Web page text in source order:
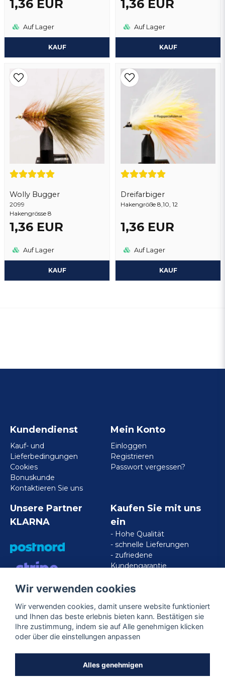
1,36 EUR
Auf Lager
KAUF
1,36 EUR
Auf Lager
KAUF
Wolly Bugger
2099
Hakengrösse 8
1,36 EUR
Auf Lager
KAUF
Dreifarbiger
Hakengröße 8,10, 12
1,36 EUR
Auf Lager
KAUF
Kundendienst
Kauf- und
Lieferbedingungen
Cookies
Bonuskunde
Kontaktieren Sie uns
Mein Konto
Einloggen
Registrieren
Passwort vergessen?
Unsere Partner
KLARNA
VISA/MASTERCARD/AMERICAN
EXPRESS
Kaufen Sie mit uns
ein
- Hohe Qualität
- schnelle Lieferungen
- zufriedene
Kundengarantie
Folgen Sie uns
Wir verwenden cookies
Wir verwenden cookies, damit unsere website funktioniert
und Ihnen das beste erlebnis bieten kann. Bestätigen sie
Ihre zustimmung, indem sie auf Alle genehmigen klicken
oder über die einstellungen anpassen
Alles genehmigen